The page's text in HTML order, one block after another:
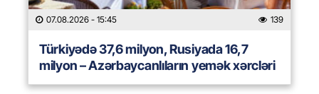
07.08.2026 - 15:45 139
Türkiyədə 37,6 milyon, Rusiyada 16,7
milyon – Azərbaycanlıların yemək xərcləri